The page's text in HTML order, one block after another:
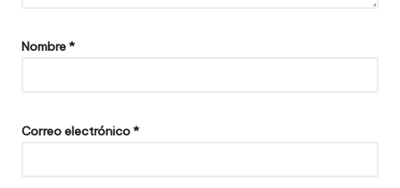
Nombre*
Correo electrónico*